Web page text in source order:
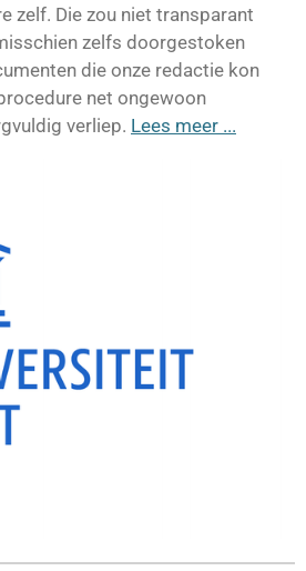
zelf. Die zou niet transparant
zelfs doorgestoken
die onze redactie kon
net ongewoon
verliep. Lees meer ...